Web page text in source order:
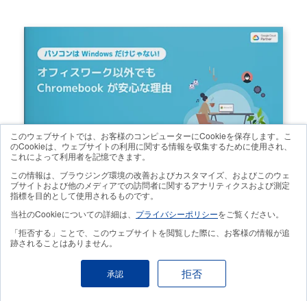
このウェブサイトでは、お客様のコンピューターにCookieを保存します。こ
のCookieは、ウェブサイトの利用に関する情報を収集するために使用され、
これによって利用者を記憶できます。
この情報は、ブラウジング環境の改善およびカスタマイズ、およびこのウェ
ブサイトおよび他のメディアでの訪問者に関するアナリティクスおよび測定
指標を目的として使用されるものです。
当社のCookieについての詳細は、 プライバシーポリシーをご覧ください。
「拒否する」ことで、このウェブサイトを閲覧した際に、お客様の情報が追
跡されることはありません。
承認 拒否